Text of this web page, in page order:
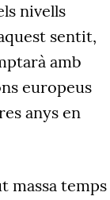
nivells
sentit,
amb
europeus
anys en
massa temps